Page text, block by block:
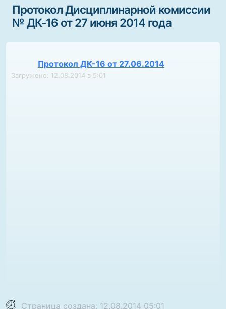
Протокол Дисциплинарной комиссии
№ ДК-16 от 27 июня 2014 года
Протокол ДК-16 от 27.06.2014
Загружено: 12.08.2014 в 5:01
Страница создана: 12.08.2014 05:01